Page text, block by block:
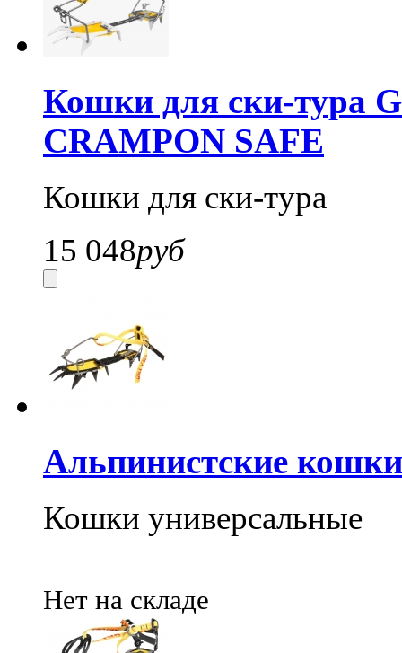
Кошки для ски-тура
CRAMPON SAFE
Кошки для ски-тура
15 048руб
Альпинистские
Кошки универсальные
Нет на складе